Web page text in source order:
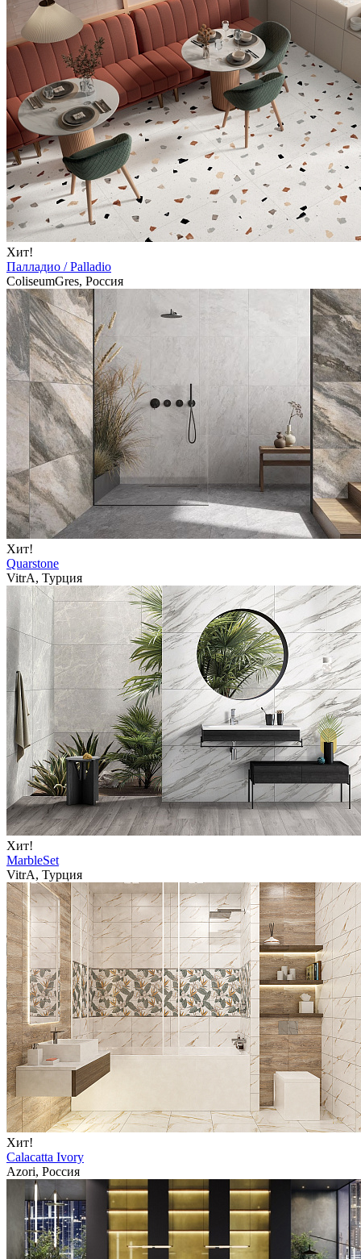
Хит!
Палладио / Palladio
ColiseumGres, Россия
Хит!
Quarstone
VitrA, Турция
Хит!
MarbleSet
VitrA, Турция
Хит!
Calacatta Ivory
Azori, Россия